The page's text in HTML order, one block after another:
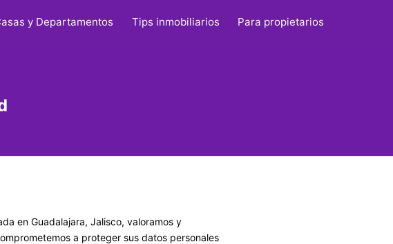
y Departamentos Tips inmobiliarios Para propietarios
en Guadalajara, Jalisco, valoramos y
a proteger sus datos personales